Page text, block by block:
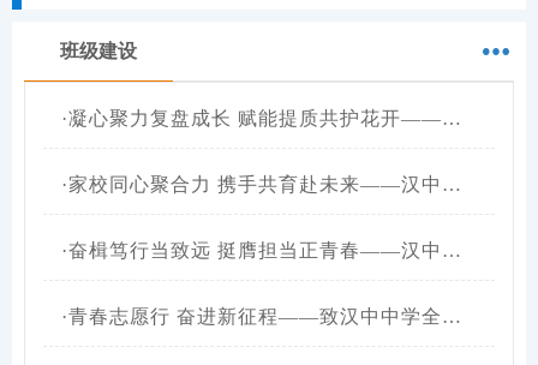
班级建设
·凝心聚力复盘成长 赋能提质共护花开——汉中中学召开2025—2026学年第二学期班主任工作会议
·家校同心聚合力 携手共育赴未来——汉中中学召开高一、高二年级家长会
·奋楫笃行当致远 挺膺担当正青春——汉中中学举办第十三届校园艺术节展演活动
·青春志愿行 奋进新征程——致汉中中学全体学生倡议书